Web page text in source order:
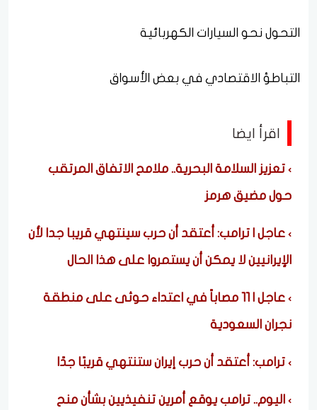
التحول نحو السيارات الكهربائية
التباطؤ الاقتصادي في بعض الأسواق
اقرأ ايضا
تعزيز السلامة البحرية.. ملامح الاتفاق المرتقب
حول مضيق هرمز
عاجل | ترامب: أعتقد أن حرب سينتهي قريبا جدا لأن
الإيرانيين لا يمكن أن يستمروا على هذا الحال
عاجل | 11 مصاباً في اعتداء حوثى على منطقة
نجران السعودية
ترامب: أعتقد أن حرب إيران ستنتهي قريبًا جدًا
اليوم.. ترامب يوقع أمرين تنفيذيين بشأن منح